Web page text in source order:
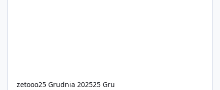
zetooo25 Grudnia 202525 Gru